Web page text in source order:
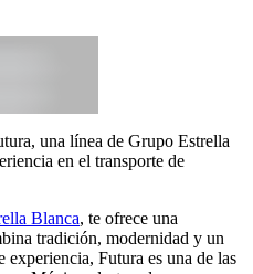
una línea de Grupo Estrella
en el transporte de
Blanca, te ofrece una
tradición, modernidad y un
Futura es una de las